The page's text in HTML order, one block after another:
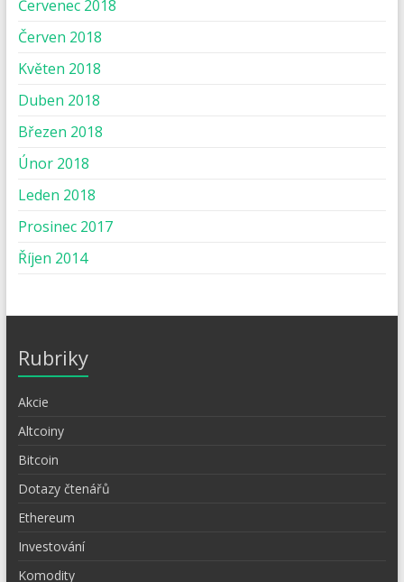
Červenec 2018
Červen 2018
Květen 2018
Duben 2018
Březen 2018
Únor 2018
Leden 2018
Prosinec 2017
Říjen 2014
Rubriky
Akcie
Altcoiny
Bitcoin
Dotazy čtenářů
Ethereum
Investování
Komodity